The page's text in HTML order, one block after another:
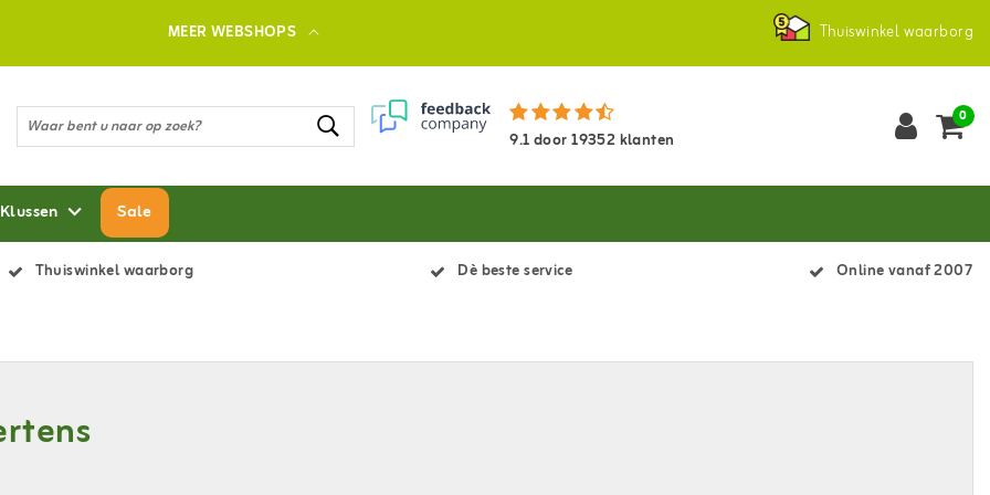
MEER WEBSHOPS Thuiswinkel waarborg
9.1door19352klanten
0
Sale
Thuiswinkel waarborg Dè beste service Online vanaf 2007